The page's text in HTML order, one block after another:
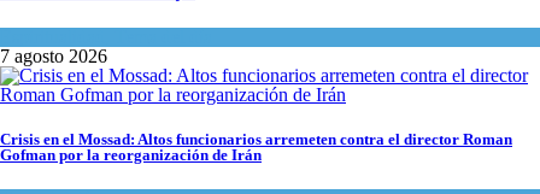
7 agosto 2026
Crisis en el Mossad: Altos funcionarios arremeten contra el director Roman
Gofman por la reorganización de Irán